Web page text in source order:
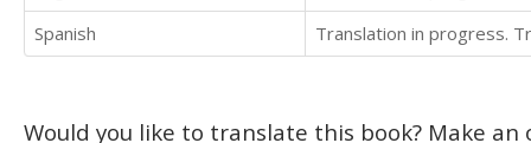
Spanish
Translation in progress.
Would you like to translate this book? Make